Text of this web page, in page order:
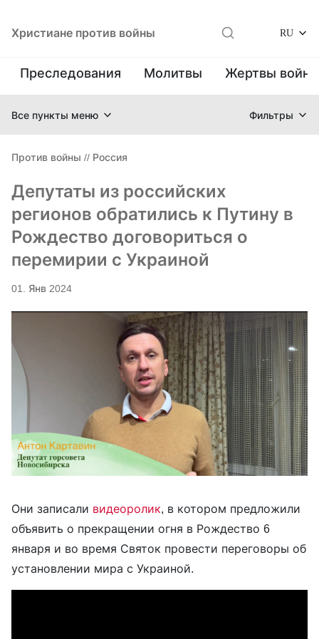
Христиане против войны RU
Преследования Молитвы Жертвы
Все пункты меню Фильтры
Против войны // Россия
Депутаты из российских
регионов обратились к Путину в
Рождество договориться о
перемирии с Украиной
01. Янв 2024
Они записали видеоролик, в котором предложили
объявить о прекращении огня в Рождество 6
января и во время Святок провести переговоры об
установлении мира с Украиной.